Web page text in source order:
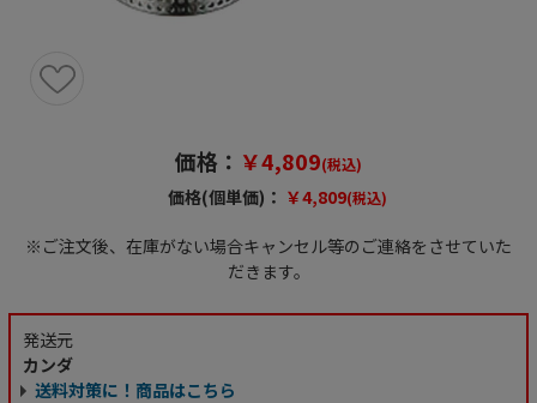
価格： ￥4,809(税込)
価格(個単価)： ￥4,809(税込)
※ご注文後、在庫がない場合キャンセル等のご連絡をさせていた
だきます。
発送元
カンダ
送料対策に！商品はこちら